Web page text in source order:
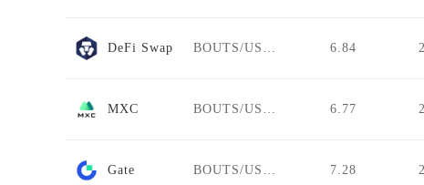
DeFi Swap BOUTS/USDT 6.84
MXC BOUTS/USDT 6.77
Gate BOUTS/USDT 7.28